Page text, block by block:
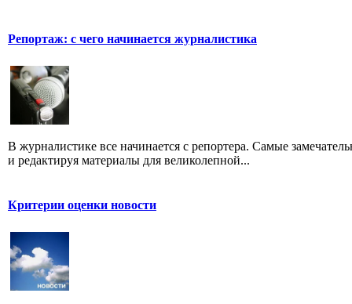
Репортаж: с чего начинается журналистика
В журналистике все начинается с репортера. Самые
и редактируя материалы для великолепной...
Критерии оценки новости